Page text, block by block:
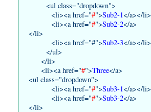
<ul class="dropdown">
<li><a href="#">Sub2-1</a></li>
<li><a href="#">Sub2-2</a>
</li>
<li><a href="#">Sub2-3</a></li>
</ul>
</li>
<li><a href="#">Three</a>
<ul class="dropdown">
<li><a href="#">Sub3-1</a></li>
<li><a href="#">Sub3-2</a>
</li>